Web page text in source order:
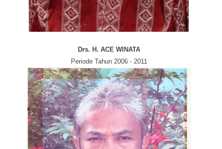
Drs. H. ACE WINATA
Periode Tahun 2006 - 2011